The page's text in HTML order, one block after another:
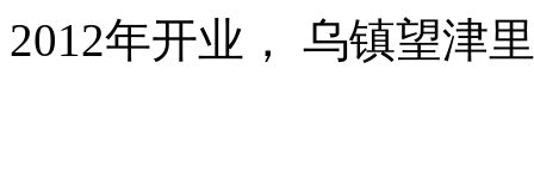
2012年开业， 乌镇望